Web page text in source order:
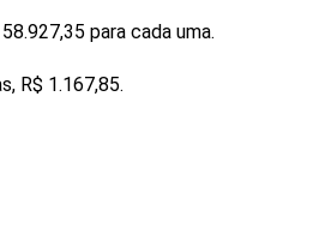
para cada uma.
R$ 1.167,85.